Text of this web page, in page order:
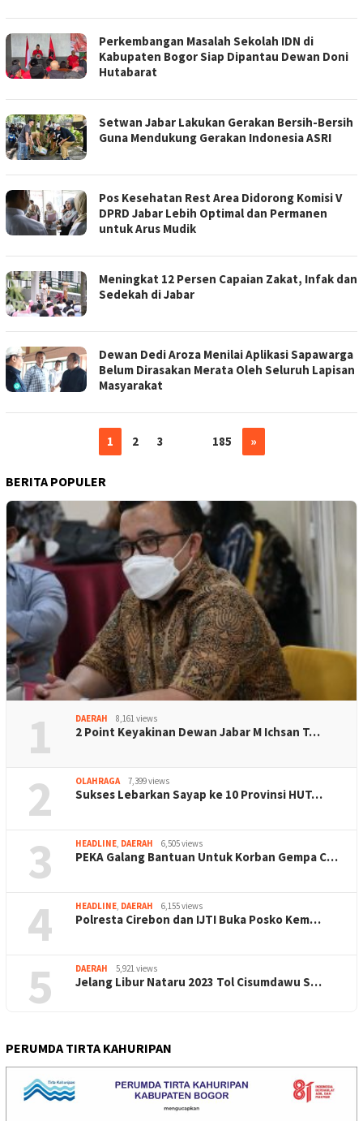
Perkembangan Masalah Sekolah IDN di
Kabupaten Bogor Siap Dipantau Dewan Doni
Hutabarat
Setwan Jabar Lakukan Gerakan Bersih-Bersih
Guna Mendukung Gerakan Indonesia ASRI
Pos Kesehatan Rest Area Didorong Komisi V
DPRD Jabar Lebih Optimal dan Permanen
untuk Arus Mudik
Meningkat 12 Persen Capaian Zakat, Infak dan
Sedekah di Jabar
Dewan Dedi Aroza Menilai Aplikasi Sapawarga
Belum Dirasakan Merata Oleh Seluruh Lapisan
Masyarakat
1 2 3 185 »
BERITA POPULER
1 DAERAH 8,161 views
2 Point Keyakinan Dewan Jabar M Ichsan T…
2 OLAHRAGA 7,399 views
Sukses Lebarkan Sayap ke 10 Provinsi HUT…
3 HEADLINE, DAERAH 6,505 views
PEKA Galang Bantuan Untuk Korban Gempa C…
4 HEADLINE, DAERAH 6,155 views
Polresta Cirebon dan IJTI Buka Posko Kem…
5 DAERAH 5,921 views
Jelang Libur Nataru 2023 Tol Cisumdawu S…
PERUMDA TIRTA KAHURIPAN